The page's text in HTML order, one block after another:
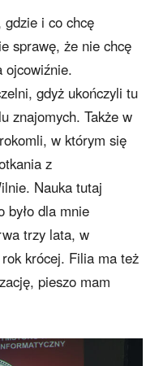
gdzie i co chcę
sprawę, że nie chcę
ojcowiźnie.
gdyż ukończyli tu
znajomych. Także w
w którym się
z
Nauka tutaj
było dla mnie
trzy lata, w
krócej. Filia ma też
pieszo mam